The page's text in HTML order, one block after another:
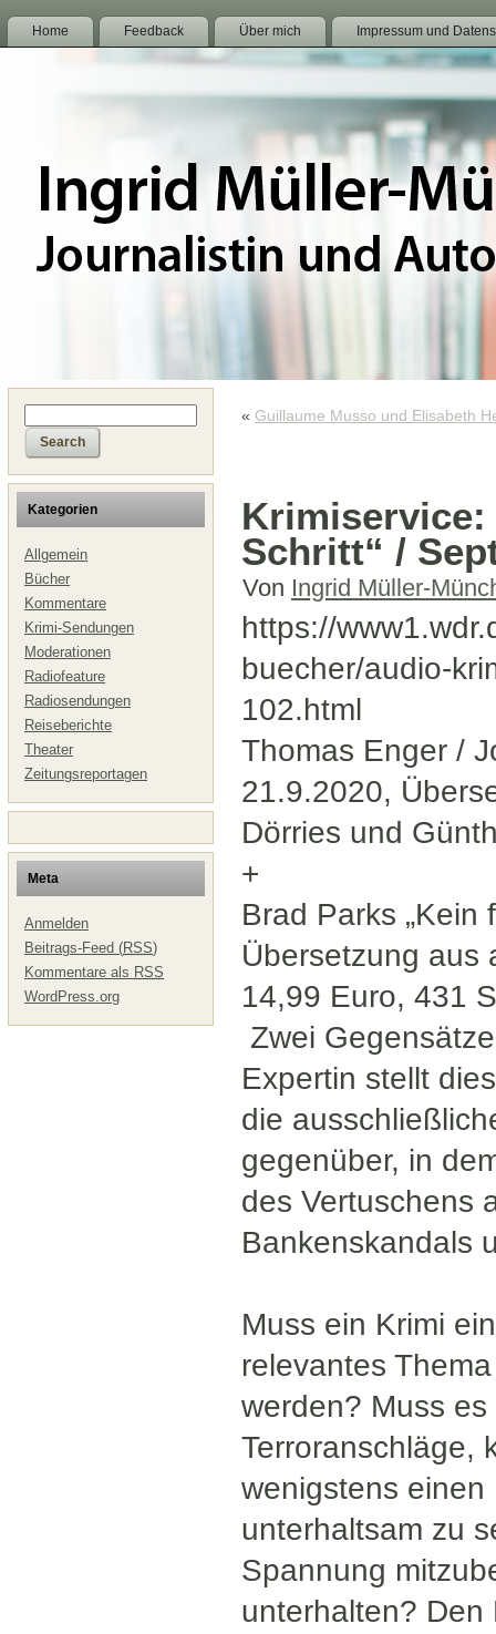
Home Feedback Über mich Impressum und
Kategorien
Allgemein
Bücher
Kommentare
Krimi-Sendungen
Moderationen
Radiofeature
Radiosendungen
Reiseberichte
Theater
Zeitungsreportagen
Meta
Anmelden
Beitrags-Feed (RSS)
Kommentare als RSS
WordPress.org
« Guillaume Musso und Elisabeth
Krimiservice:
Schritt“ /
Von Ingrid Müller-
https://
buecher/audio-
102.html
Thomas Enger /
21.9.2020,
Dörries und
+
Brad Parks „Kein
Übersetzung aus
14,99 Euro, 431
Zwei
Expertin stellt
die
gegenüber, in
des Vertuschens
Bankenskandals
Muss ein Krimi
relevantes
werden? Muss
Terroranschläge,
wenigstens
unterhaltsam zu
Spannung
unterhalten?